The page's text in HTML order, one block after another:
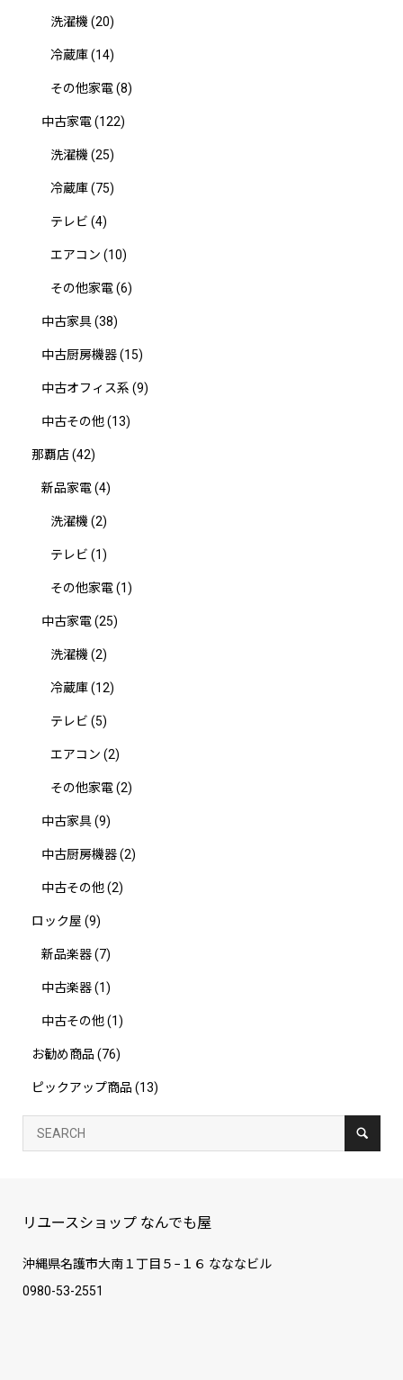
洗濯機 (20)
冷蔵庫(14)
その他家電(8)
中古家電(122)
洗濯機 (25)
冷蔵庫(75)
テレビ (4)
エアコン (10)
その他家電(6)
中古家具(38)
中古厨房機器(15)
中古オフィス系 (9)
中古その他(13)
那覇店(42)
新品家電(4)
洗濯機 (2)
テレビ (1)
その他家電(1)
中古家電(25)
洗濯機 (2)
冷蔵庫(12)
テレビ (5)
エアコン (2)
その他家電(2)
中古家具(9)
中古厨房機器(2)
中古その他(2)
ロック屋 (9)
新品楽器(7)
中古楽器(1)
中古その他(1)
お勧め商品 (76)
ピックアップ商品 (13)
リユースショップ なんでも屋
沖縄県名護市大南１丁目５−１６ なななビル
0980-53-2551